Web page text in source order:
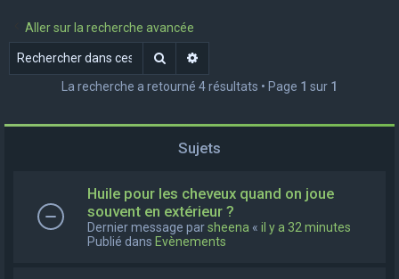
Aller sur la recherche avancée
Rechercher
La recherche a retourné 4 résultats • Page 1 sur 1
Sujets
Huile pour les cheveux quand on joue
souvent en extérieur ?
Dernier message parsheena « il y a 32 minutes
Publié dans Evènements